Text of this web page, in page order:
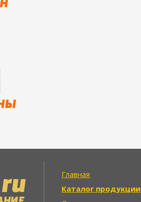
Главная
Каталог продукции